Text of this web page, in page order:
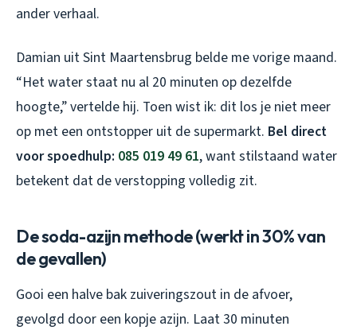
ander verhaal.
Damian uit Sint Maartensbrug belde me vorige maand.
“Het water staat nu al 20 minuten op dezelfde
hoogte,” vertelde hij. Toen wist ik: dit los je niet meer
op met een ontstopper uit de supermarkt. Bel direct
voor spoedhulp: 085 019 49 61, want stilstaand water
betekent dat de verstopping volledig zit.
De soda-azijn methode (werkt in 30% van
de gevallen)
Gooi een halve bak zuiveringszout in de afvoer,
gevolgd door een kopje azijn. Laat 30 minuten